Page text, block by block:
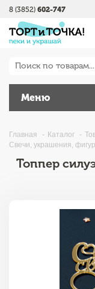
8 (3852) 602-747
Меню
Главная Каталог
Свечи, украшения,
Топпер